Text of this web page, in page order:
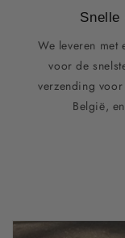
Snelle
We leveren met
voor de
verzending
België,